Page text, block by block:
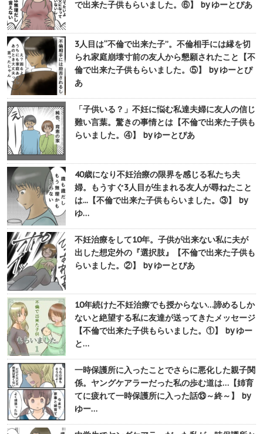
で出来た子供もらいました。⑥】 by ゆーとぴあ
3人目は“不倫で出来た子”。不倫相手には縁を切
られ家庭崩壊寸前の友人から懇願されたこと【不
倫で出来た子供もらいました。⑤】 by ゆーとぴ
あ
「子供いる？」不妊に悩む私達夫婦に友人の信じ
難い言葉。驚きの事情とは【不倫で出来た子供も
らいました。④】 by ゆーとぴあ
40歳になり不妊治療の限界を感じる私たち夫
婦。もうすぐ3人目が生まれる友人が尋ねたこと
は...【不倫で出来た子供もらいました。③】 by
ゆ…
不妊治療をして10年。子供が出来ない私に夫が
出した想定外の『選択肢』【不倫で出来た子供も
らいました。②】 by ゆーとぴあ
10年続けた不妊治療でも授からない…諦めるしか
ないと絶望する私に友達が送ってきたメッセージ
【不倫で出来た子供もらいました。①】 by ゆー
と…
一時保護所に入ったことでさらに悪化した親子関
係。ヤングケアラーだった私の歩む道は…【姉育
てに疲れて一時保護所に入った話⑬～終～】 by
ゆー…